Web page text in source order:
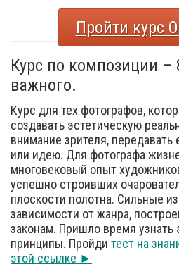
Пройти курс
Курс по композиции –
важного.
Курс для тех фотографов,
создавать эстетическую
внимание зрителя, передавать
или идею. Для фотографа
многовековый опыт
успешно строивших
плоскости полотна. Сильные
зависимости от жанра,
законам. Пришло время узнать
принципы. Пройди тест на
этой ссылке ►